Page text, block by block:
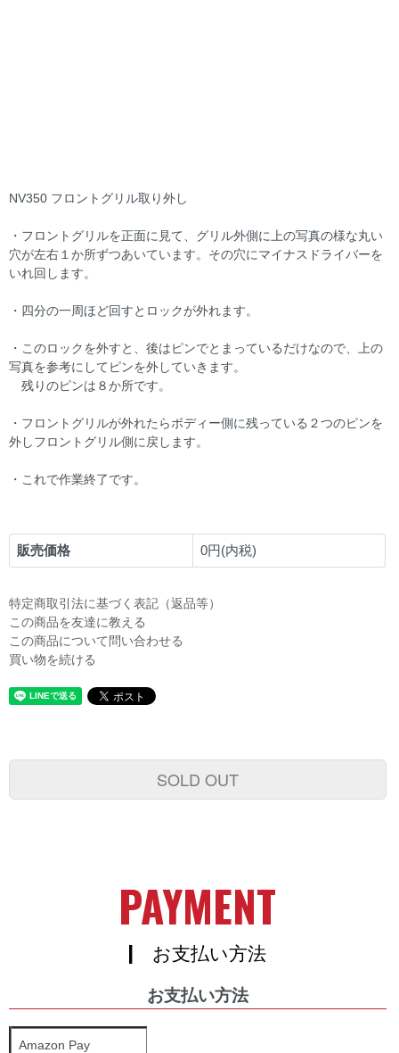
NV350 フロントグリル取り外し
・フロントグリルを正面に見て、グリル外側に上の写真の様な丸い
穴が左右１か所ずつあいています。その穴にマイナスドライバーを
いれ回します。
・四分の一周ほど回すとロックが外れます。
・このロックを外すと、後はピンでとまっているだけなので、上の
写真を参考にしてピンを外していきます。
残りのピンは８か所です。
・フロントグリルが外れたらボディー側に残っている２つのピンを
外しフロントグリル側に戻します。
・これで作業終了です。
販売価格 0円(内税)
特定商取引法に基づく表記（返品等）
この商品を友達に教える
この商品について問い合わせる
買い物を続ける
SOLD OUT
PAYMENT
| お支払い方法
お支払い方法
Amazon Pay